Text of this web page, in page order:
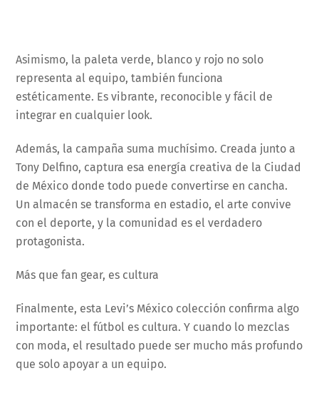
Asimismo, la paleta verde, blanco y rojo no solo
representa al equipo, también funciona
estéticamente. Es vibrante, reconocible y fácil de
integrar en cualquier look.
Además, la campaña suma muchísimo. Creada junto a
Tony Delfino, captura esa energía creativa de la Ciudad
de México donde todo puede convertirse en cancha.
Un almacén se transforma en estadio, el arte convive
con el deporte, y la comunidad es el verdadero
protagonista.
Más que fan gear, es cultura
Finalmente, esta Levi’s México colección confirma algo
importante: el fútbol es cultura. Y cuando lo mezclas
con moda, el resultado puede ser mucho más profundo
que solo apoyar a un equipo.